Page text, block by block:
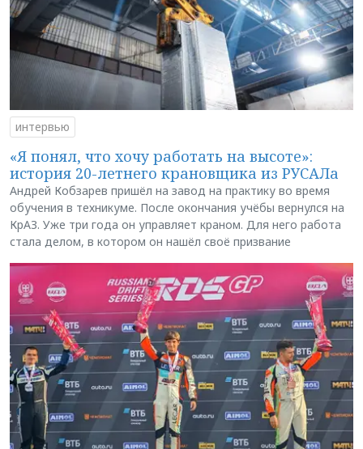
интервью
«Я понял, что хочу работать на высоте»:
история 20-летнего крановщика из РУСАЛа
Андрей Кобзарев пришёл на завод на практику во время
обучения в техникуме. После окончания учёбы вернулся на
КрАЗ. Уже три года он управляет краном. Для него работа
стала делом, в котором он нашёл своё призвание